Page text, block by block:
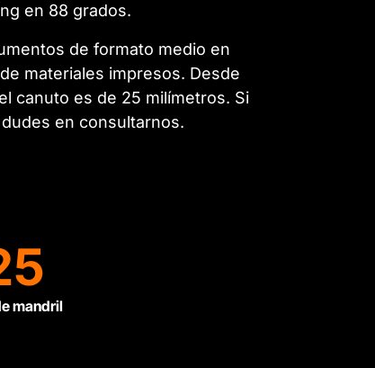
en 88 grados.
de formato medio en
materiales impresos. Desde
canuto es de 25 milímetros. Si
en consultarnos.
mandril